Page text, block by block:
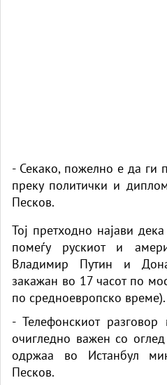
- Секако, пожелно е да ги
преку политички и
Песков.
Тој претходно најави
помеѓу рускиот и
Владимир Путин и
закажан во 17 часот по
по средноевропско време).
- Телефонскиот
очигледно важен со
одржаа во Истанбул
Песков.